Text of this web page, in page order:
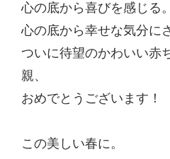
心の底から喜びを感じる。
心の底から幸せな気分に
ついに待望のかわいい赤
親、
おめでとうございます！
この美しい春に。